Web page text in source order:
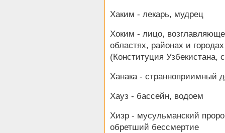
Хаким - лекарь, мудрец
Хоким - лицо,
областях, районах и
(Конституция Узбекистана,
Ханака - странноприимный
Хауз - бассейн, водоем
Хизр - мусульманский
обретший бессмертие